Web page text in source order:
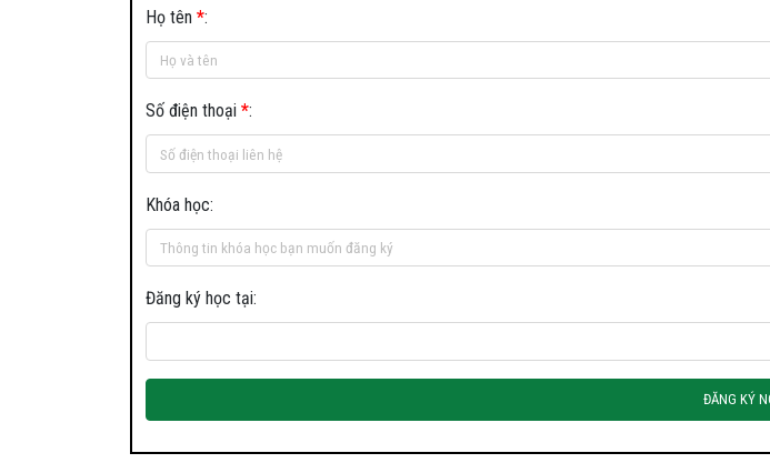
Họ tên *:
Số điện thoại *:
Khóa học:
Đăng ký học tại:
ĐĂNG KÝ